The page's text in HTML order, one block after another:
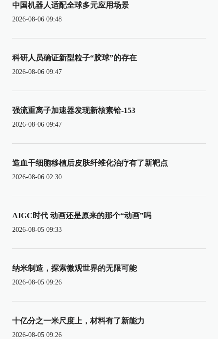
中国机器人适配全球多元应用场景
2026-08-06 09:48
科研人员确证新型粒子“胶球”的存在
2026-08-06 09:47
强流重离子加速器发现新核素铪-153
2026-08-06 09:47
造血干细胞移植后皮肤纤维化治疗有了新靶点
2026-08-06 02:30
AIGC时代 动画还是原来的那个“动画”吗
2026-08-05 09:33
纳米制造，探索微观世界的无限可能
2026-08-05 09:26
十亿分之一米尺度上，材料有了新能力
2026-08-05 09:26